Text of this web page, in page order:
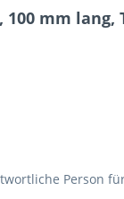
mm lang,
Person